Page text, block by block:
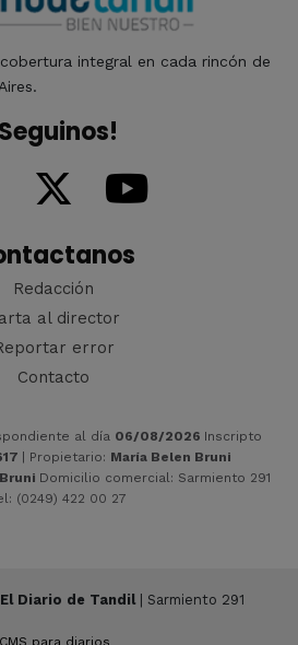
integral en cada rincón de
Redacción
al director
error
Contacto
al día 06/08/2026 Inscripto
| Propietario: María Belen Bruni
Domicilio comercial: Sarmiento 291
(0249) 422 00 27
El Diario de Tandil| Sarmiento 291
CMS para diarios